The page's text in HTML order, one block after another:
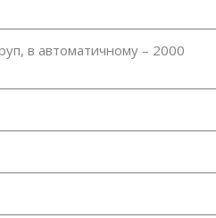
в автоматичному – 2000